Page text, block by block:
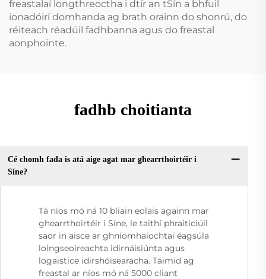
freastalaí longthreoctha i dtír an tSín a bhfuil
ionadóirí domhanda ag brath orainn do shonrú, do
réiteach réadúil fadhbanna agus do freastal
aonphointe.
fadhb choitianta
Cé chomh fada is atá aige agat mar ghearrthoirtéir i
Síne?
Tá níos mó ná 10 bliain eolais againn mar
ghearrthoirtéir i Síne, le taithí phraiticiúil
saor in aisce ar ghníomhaíochtaí éagsúla
loingseoireachta idirnáisiúnta agus
logaistice idirshóisearacha. Táimid ag
freastal ar níos mó ná 5000 cliant